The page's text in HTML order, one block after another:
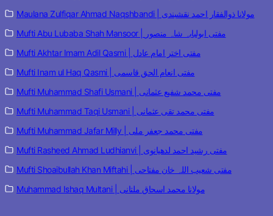
Maulana Zulfiqar Ahmad Naqshbandi | مولانا ذوالفقار احمد نقشبندی
Mufti Abu Lubaba Shah Mansoor | مفتی ابولبابہ شاہ منصور
Mufti Akhtar Imam Adil Qasmi | مفتی اختر امام عادل
Mufti Inam ul Haq Qasmi | مفتی انعام الحق قاسمی
Mufti Muhammad Shafi Usmani | مفتی محمد شفیع عثمانی
Mufti Muhammad Taqi Usmani | مفتی محمد تقی عثمانی
Mufti Muhammad Jafar Milly | مفتی محمد جعفر ملی
Mufti Rasheed Ahmad Ludhianvi | مفتی رشید احمد لدھیانوی
Mufti Shoaibullah Khan Miftahi | مفتی شعیب اللہ خان مفتاحی
Muhammad Ishaq Multani | مولانا محمد اسحاق ملتانی